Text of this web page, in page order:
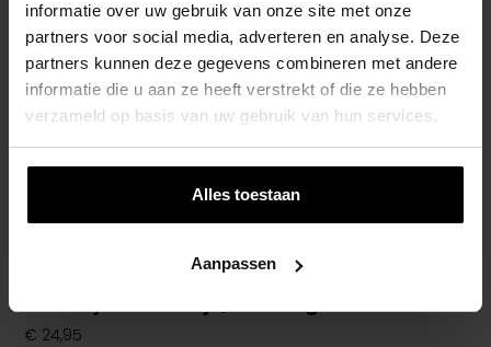
informatie over uw gebruik van onze site met onze
partners voor social media, adverteren en analyse. Deze
partners kunnen deze gegevens combineren met andere
informatie die u aan ze heeft verstrekt of die ze hebben
verzameld op basis van uw gebruik van hun services.
Alles toestaan
Aanpassen
€ 24,95